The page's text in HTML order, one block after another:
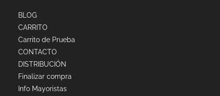
BLOG
CARRITO
Carrito de Prueba
CONTACTO
DISTRIBUCIÓN
Finalizar compra
Info Mayoristas